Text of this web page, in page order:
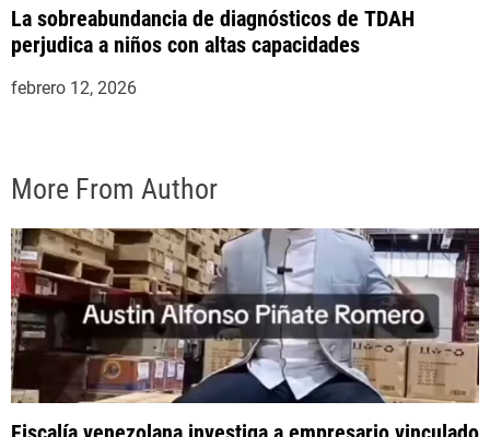
La sobreabundancia de diagnósticos de TDAH
perjudica a niños con altas capacidades
febrero 12, 2026
More From Author